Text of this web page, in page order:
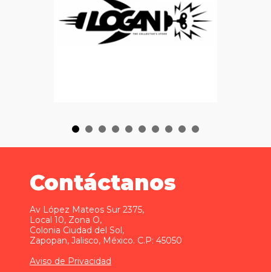
Contáctanos
Av López Mateos Sur 2375,
Local 10, Zona O,
Colonia Ciudad del Sol,
Zapopan, Jalisco, México. C.P: 45050
Aviso de Privacidad